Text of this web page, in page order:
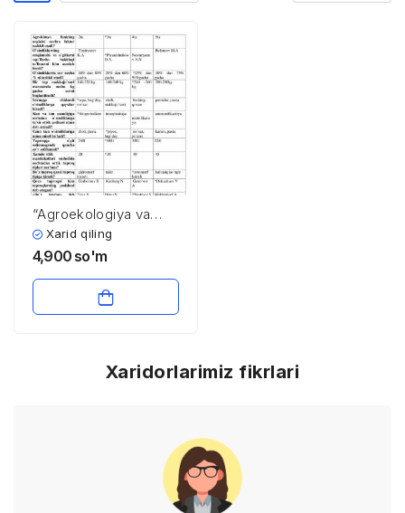
“Agroekologiya va
agrokimyo” fanidan 4-
kurs talabalari uchun
Xarid qiling
4,900 so'm
Xaridorlarimiz fikrlari